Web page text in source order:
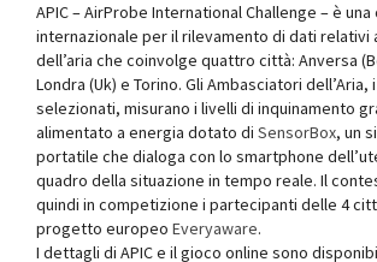
APIC – AirProbe International Challenge – è
internazionale per il rilevamento di dati relativi
dell’aria che coinvolge quattro città: Anversa
Londra (Uk) e Torino. Gli Ambasciatori
selezionati, misurano i livelli di inquinamento
alimentato a energia dotato di SensorBox, un
portatile che dialoga con lo smartphone
quadro della situazione in tempo reale. Il
quindi in competizione i partecipanti delle 4
progetto europeo Everyaware.
I dettagli di APIC e il gioco online sono